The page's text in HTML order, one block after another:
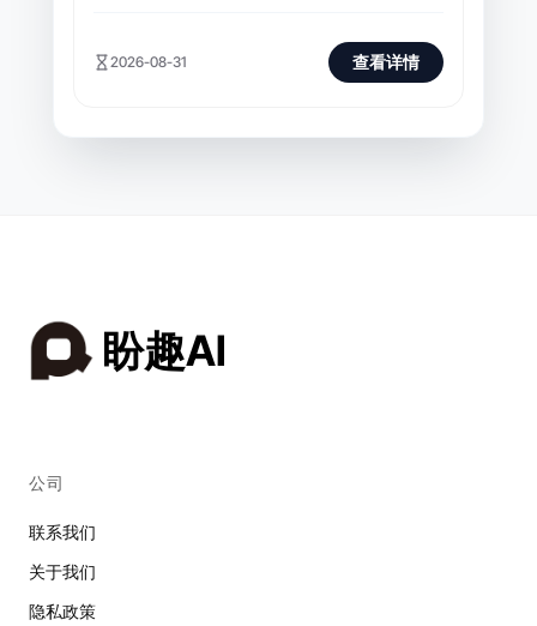
2026-08-31 查看详情
盼趣AI
公司
联系我们
关于我们
隐私政策